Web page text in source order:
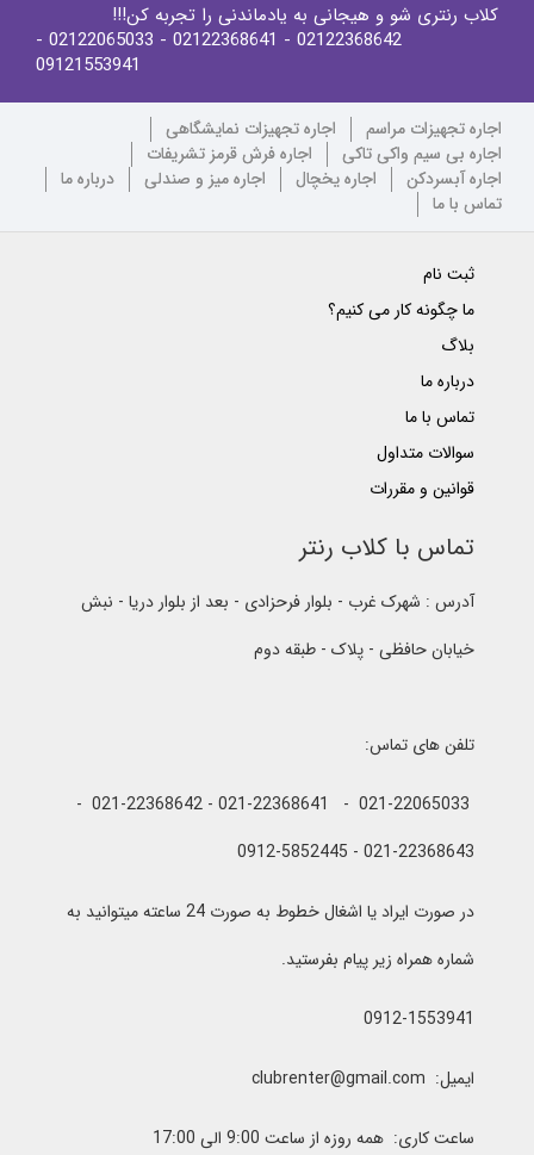
کلاب رنتری شو و هیجانی به یادماندنی را تجربه کن!!!
02122368642
- 02122368641
- 02122065033
-
09121553941
اجاره تجهیزات مراسم
اجاره تجهیزات نمایشگاهی
اجاره بی سیم واکی تاکی
اجاره فرش قرمز تشریفات
اجاره آبسردکن
اجاره یخچال اجاره میز و صندلی
درباره ما
تماس با ما
ثبت نام
ما چگونه کار می کنیم؟
بلاگ
درباره ما
تماس با ما
سوالات متداول
قوانین و مقررات
تماس با کلاب رنتر
آدرس : شهرک غرب - بلوار فرحزادی - بعد از بلوار دریا - نبش
خیابان حافظی - پلاک - طبقه دوم
تلفن های تماس:
021-22065033 - 021-22368641 - 021-22368642 -
021-22368643 - 0912-5852445
در صورت ایراد یا اشغال خطوط به صورت 24 ساعته میتوانید به
شماره همراه زیر پیام بفرستید.
0912-1553941
ایمیل: clubrenter@gmail.com
ساعت کاری: همه روزه از ساعت 9:00 الی 17:00